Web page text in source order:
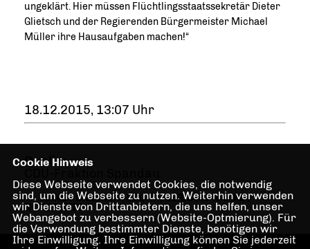
ungeklärt. Hier müssen Flüchtlingsstaatssekretär Dieter
Glietsch und der Regierenden Bürgermeister Michael
Müller ihre Hausaufgaben machen!“
18.12.2015, 13:07 Uhr
Quelle:
ARNDT MEIßNER, SPORT,GERHARD HANKE,
INTEGRATION
Cookie Hinweis
Diese Webseite verwendet Cookies, die notwendig
sind, um die Webseite zu nutzen. Weiterhin verwenden
wir Dienste von Drittanbietern, die uns helfen, unser
Webangebot zu verbessern (Website-Optmierung). Für
die Verwendung bestimmter Dienste, benötigen wir
Ihre Einwilligung. Ihre Einwilligung können Sie jederzeit